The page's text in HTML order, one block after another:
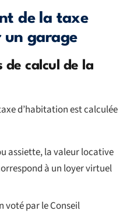
de la taxe
un garage
de calcul de la
d’habitation est calculée
assiette, la valeur locative
à un loyer virtuel
voté par le Conseil